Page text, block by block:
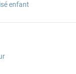
enfant